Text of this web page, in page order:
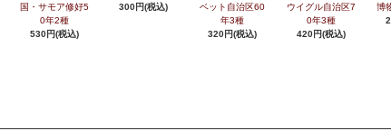
国・サモア修好5
0年2種
530円(税込)
300円(税込)
ベット自治区60
年3種
320円(税込)
ウイグル自治区7
0年3種
420円(税込)
博